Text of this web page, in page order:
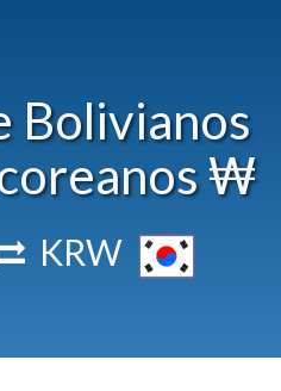
Bolivianos
₩
KRW